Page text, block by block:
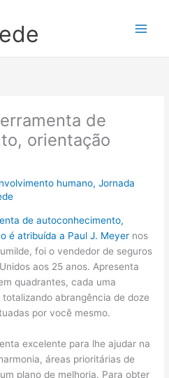
de
orientação
humano,Jornada
de autoconhecimento,
é atribuída a Paul J. Meyer nos
foi o vendedor de seguros
aos 25 anos. Apresenta
quadrantes, cada uma
abrangência de doze
por você mesmo.
excelente para lhe ajudar na
áreas prioritárias de
plano de melhoria. Para obter